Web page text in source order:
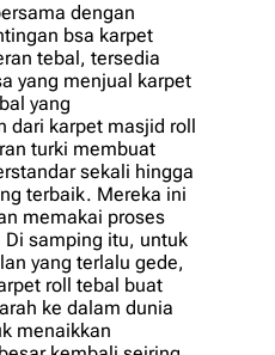
dengan
bsa karpet
tebal, tersedia
yang menjual karpet
yang
dari karpet masjid roll
turki membuat
sekali hingga
terbaik. Mereka ini
memakai proses
samping itu, untuk
yang terlalu gede,
roll tebal buat
ke dalam dunia
menaikkan